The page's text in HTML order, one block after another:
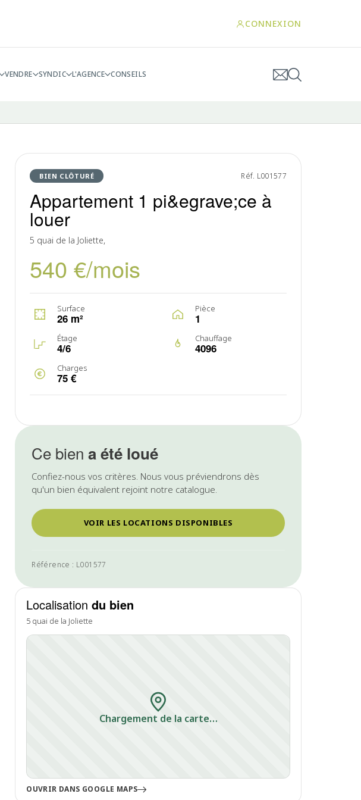
CONNEXION
VENDRE SYNDIC L'AGENCE CONSEILS
BIEN CLÔTURÉ Réf. L001577
Appartement 1 pi&egrave;ce à
louer
5 quai de la Joliette,
540 €/mois
Surface
26 m²
Pièce
1
Étage
4/6
Chauffage
4096
Charges
75 €
Ce biena été loué
Confiez-nous vos critères. Nous vous préviendrons dès
qu'un bien équivalent rejoint notre catalogue.
VOIR LES LOCATIONS DISPONIBLES
Référence : L001577
Localisationdu bien
5 quai de la Joliette
Chargement de la carte…
OUVRIR DANS GOOGLE MAPS